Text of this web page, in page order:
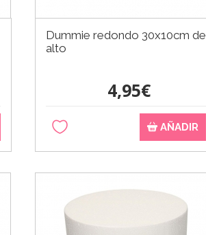
Dummie redondo 30x10cm de
alto
4,95€
AÑADIR